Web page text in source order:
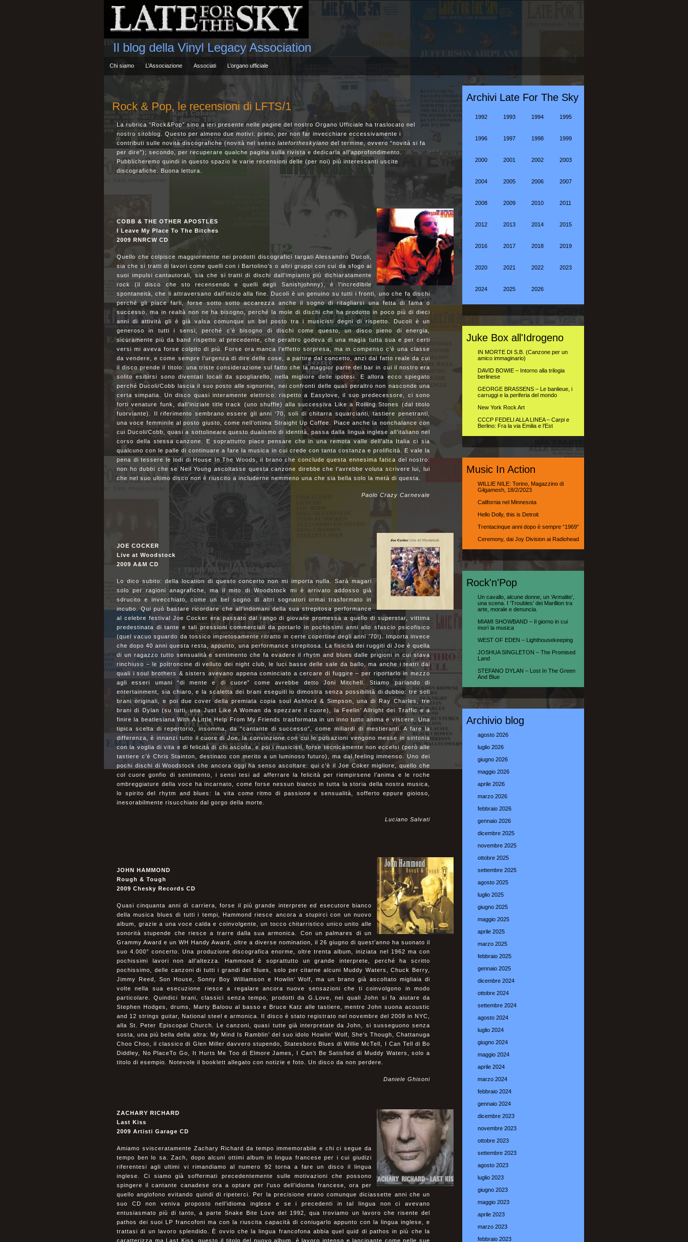
Il blog della Vinyl Legacy Association
Chi siamo L’Associazione Associati L’organo ufficiale
Rock & Pop, le recensioni di LFTS/1
La rubrica “Rock&Pop” sino a ieri presente nelle pagine del nostro Organo Ufficiale ha traslocato nel
nostro sitoblog. Questo per almeno due motivi: primo, per non far invecchiare eccessivamente i
contributi sulle novità discografiche (novità nel senso latefortheskyiano del termine, ovvero “novità si fa
per dire”); secondo, per recuperare qualche pagina sulla rivista e dedicarla all’approfondimento.
Pubblicheremo quindi in questo spazio le varie recensioni delle (per noi) più interessanti uscite
discografiche. Buona lettura.
COBB & THE OTHER APOSTLES
I Leave My Place To The Bitches
2009 RNRCW CD
Quello che colpisce maggiormente nei prodotti discografici targati Alessandro Ducoli,
sia che si tratti di lavori come quelli con i Bartolino’s o altri gruppi con cui da sfogo ai
suoi impulsi cantautorali, sia che si tratti di dischi dall’impianto più dichiaratamente
rock (il disco che sto recensendo e quelli degli Sanishjohnny), è l’incredibile
spontaneità, che li attraversano dall’inizio alla fine. Ducoli è un genuino su tutti i fronti, uno che fa dischi
perché gli piace farli, forse sotto sotto accarezza anche il sogno di ritagliarsi una fetta di fama o
successo, ma in realtà non ne ha bisogno, perché la mole di dischi che ha prodotto in poco più di dieci
anni di attività gli è già valsa comunque un bel posto tra i musicisti degni di rispetto. Ducoli è un
generoso in tutti i sensi, perché c’è bisogno di dischi come questo, un disco pieno di energia,
sicuramente più da band rispetto al precedente, che peraltro godeva di una magia tutta sua e per certi
versi mi aveva forse colpito di più. Forse ora manca l’effetto sorpresa, ma in compenso c’è una classe
da vendere, e come sempre l’urgenza di dire delle cose, a partire dal concetto, anzi dal fatto reale da cui
il disco prende il titolo: una triste considerazione sul fatto che la maggior parte dei bar in cui il nostro era
solito esibirsi sono diventati locali da spogliarello, nella migliore delle ipotesi. E allora ecco spiegato
perché Ducoli/Cobb lascia il suo posto alle signorine, nei confronti delle quali peraltro non nasconde una
certa simpatia. Un disco quasi interamente elettrico: rispetto a Easylove, il suo predecessore, ci sono
forti venature funk, dall’iniziale title track (uno shuffle) alla successiva Like a Rolling Stones (dal titolo
fuorviante). Il riferimento sembrano essere gli anni ‘70, soli di chitarra squarcianti, tastiere penetranti,
una voce femminile al posto giusto, come nell’ottima Straight Up Coffee. Piace anche la nonchalance con
cui Ducoli/Cobb, quasi a sottolineare questo dualismo di identità, passa dalla lingua inglese all’italiano nel
corso della stessa canzone. E soprattutto piace pensare che in una remota valle dell’alta Italia ci sia
qualcuno con le palle di continuare a fare la musica in cui crede con tanta costanza e prolificità. E vale la
pena di tessere le lodi di House In The Woods, il brano che conclude questa ennesima fatica del nostro:
non ho dubbi che se Neil Young ascoltasse questa canzone direbbe che l’avrebbe voluta scrivere lui, lui
che nel suo ultimo disco non è riuscito a includerne nemmeno una che sia bella solo la metà di questa.
Paolo Crazy Carnevale
JOE COCKER
Live at Woodstock
2009 A&M CD
Lo dico subito: della location di questo concerto non mi importa nulla. Sarà magari
solo per ragioni anagrafiche, ma il mito di Woodstock mi è arrivato addosso già
sdrucito e invecchiato, come un bel sogno di altri sognatori ormai trasformato in
incubo. Qui può bastare ricordare che all’indomani della sua strepitosa performance
al celebre festival Joe Cocker era passato dal rango di giovane promessa a quello di superstar, vittima
predestinata di tante e tali pressioni commerciali da portarlo in pochissimi anni allo sfascio psicofisico
(quel vacuo sguardo da tossico impietosamente ritratto in certe copertine degli anni ’70!). Importa invece
che dopo 40 anni questa resta, appunto, una performance strepitosa. La fisicità dei ruggiti di Joe è quella
di un ragazzo tutto sensualità e sentimento che fa evadere il rhytm and blues dalle prigioni in cui stava
rinchiuso – le poltroncine di velluto dei night club, le luci basse delle sale da ballo, ma anche i teatri dai
quali i soul brothers & sisters avevano appena cominciato a cercare di fuggire – per riportarlo in mezzo
agli esseri umani “di mente e di cuore” come avrebbe detto Joni Mitchell. Stiamo parlando di
entertainment, sia chiaro, e la scaletta dei brani eseguiti lo dimostra senza possibilità di dubbio: tre soli
brani originali, e poi due cover della premiata copia soul Ashford & Simpson, una di Ray Charles, tre
brani di Dylan (su tutti, una Just Like A Woman da spezzare il cuore), la Feelin’ Allright dei Traffic e a
finire la beatlesiana With A Little Help From My Friends trasformata in un inno tutto anima e viscere. Una
tipica scelta di repertorio, insomma, da “cantante di successo”, come miliardi di mestieranti. A fare la
differenza, è innanzi tutto il cuore di Joe, la convinzione con cui le pulsazioni vengono messe in sintonia
con la voglia di vita e di felicità di chi ascolta, e poi i musicisti, forse tecnicamente non eccelsi (però alle
tastiere c’è Chris Stainton, destinato con merito a un luminoso futuro), ma dal feeling immenso. Uno dei
pochi dischi di Woodstock che ancora oggi ha senso ascoltare: qui c’è il Joe Coker migliore, quello che
col cuore gonfio di sentimento, i sensi tesi ad afferrare la felicità per riempirsene l’anima e le roche
ombreggiature della voce ha incarnato, come forse nessun bianco in tutta la storia della nostra musica,
lo spirito del rhytm and blues: la vita come ritmo di passione e sensualità, sofferto eppure gioioso,
inesorabilmente risucchiato dal gorgo della morte.
Luciano Salvati
JOHN HAMMOND
Rough & Tough
2009 Chesky Records CD
Quasi cinquanta anni di carriera, forse il più grande interprete ed esecutore bianco
della musica blues di tutti i tempi, Hammond riesce ancora a stupirci con un nuovo
album, grazie a una voce calda e coinvolgente, un tocco chitarristico unico unito alle
sonorità stupende che riesce a trarre dalla sua armonica. Con un palmares di un
Grammy Award e un WH Handy Award, oltre a diverse nomination, il 26 giugno di quest’anno ha suonato il
suo 4.000° concerto. Una produzione discografica enorme, oltre trenta album, iniziata nel 1962 ma con
pochissimi lavori non all’altezza. Hammond è soprattutto un grande interprete, perché ha scritto
pochissimo, delle canzoni di tutti i grandi del blues, solo per citarne alcuni Muddy Waters, Chuck Berry,
Jimmy Reed, Son House, Sonny Boy Williamson e Howlin‘ Wolf, ma un brano già ascoltato migliaia di
volte nella sua esecuzione riesce a regalare ancora nuove sensazioni che ti coinvolgono in modo
particolare. Quindici brani, classici senza tempo, prodotti da G.Love, nei quali John si fa aiutare da
Stephen Hodges, drums, Marty Baloou al basso e Bruce Katz alle tastiere, mentre John suona acoustic
and 12 strings guitar, National steel e armonica. Il disco è stato registrato nel novembre del 2008 in NYC,
alla St. Peter Episcopal Church. Le canzoni, quasi tutte già interpretate da John, si susseguono senza
sosta, una più bella della altra: My Mind Is Ramblin’ del suo idolo Howlin’ Wolf, She’s Though, Chattanuga
Choo Choo, il classico di Glen Miller davvero stupendo, Statesboro Blues di Willie McTell, I Can Tell di Bo
Diddley, No PlaceTo Go, It Hurts Me Too di Elmore James, I Can’t Be Satisfied di Muddy Waters, solo a
titolo di esempio. Notevole il booklett allegato con notizie e foto. Un disco da non perdere.
Daniele Ghisoni
ZACHARY RICHARD
Last Kiss
2009 Artisti Garage CD
Amiamo svisceratamente Zachary Richard da tempo immemorabile e chi ci segue da
tempo ben lo sa. Zach, dopo alcuni ottimi album in lingua francese per i cui giudizi
riferentesi agli ultimi vi rimandiamo al numero 92 torna a fare un disco il lingua
inglese. Ci siamo già soffermati precedentemente sulle motivazioni che possono
spingere il cantante canadese ora a optare per l’uso dell’idioma francese, ora per
quello anglofono evitando quindi di ripeterci. Per la precisione erano comunque diciassette anni che un
suo CD non veniva proposto nell’idioma inglese e se i precedenti in tal lingua non ci avevano
entusiasmato più di tanto, a parte Snake Bite Love del 1992, qua troviamo un lavoro che risente del
pathos dei suoi LP francofoni ma con la riuscita capacità di coniugarlo appunto con la lingua inglese, e
trattasi di un lavoro splendido. È ovvio che la lingua francofona abbia quel quid di pathos in più che la
caratterizza ma Last Kiss, questo il titolo del nuovo album, è lavoro intenso e lancinante come nelle sue
Archivi Late For The Sky
1992 1993 1994 1995
1996 1997 1998 1999
2000 2001 2002 2003
2004 2005 2006 2007
2008 2009 2010 2011
2012 2013 2014 2015
2016 2017 2018 2019
2020 2021 2022 2023
2024 2025 2026
Juke Box all'Idrogeno
IN MORTE DI S.B. (Canzone per un
amico immaginario)
DAVID BOWIE – Intorno alla trilogia
berlinese
GEORGE BRASSENS – Le banlieue, i
carruggi e la periferia del mondo
New York Rock Art
CCCP FEDELI ALLA LINEA – Carpi e
Berlino: Fra la via Emilia e l’Est
Music In Action
WILLIE NILE: Torino, Magazzino di
Gilgamesh, 18/2/2023
California nel Minnesota
Hello Dolly, this is Detroit
Trentacinque anni dopo è sempre “1969″
Ceremony, dai Joy Division ai Radiohead
Rock'n'Pop
Un cavallo, alcune donne, un ‘Armalite’,
una scena. I ‘Troubles’ dei Marillion tra
arte, morale e denuncia.
MIAMI SHOWBAND – Il giorno in cui
morì la musica
WEST OF EDEN – Lighthousekeeping
JOSHUA SINGLETON – The Promised
Land
STEFANO DYLAN – Lost In The Green
And Blue
Archivio blog
agosto 2026
luglio 2026
giugno 2026
maggio 2026
aprile 2026
marzo 2026
febbraio 2026
gennaio 2026
dicembre 2025
novembre 2025
ottobre 2025
settembre 2025
agosto 2025
luglio 2025
giugno 2025
maggio 2025
aprile 2025
marzo 2025
febbraio 2025
gennaio 2025
dicembre 2024
ottobre 2024
settembre 2024
agosto 2024
luglio 2024
giugno 2024
maggio 2024
aprile 2024
marzo 2024
febbraio 2024
gennaio 2024
dicembre 2023
novembre 2023
ottobre 2023
settembre 2023
agosto 2023
luglio 2023
giugno 2023
maggio 2023
aprile 2023
marzo 2023
febbraio 2023